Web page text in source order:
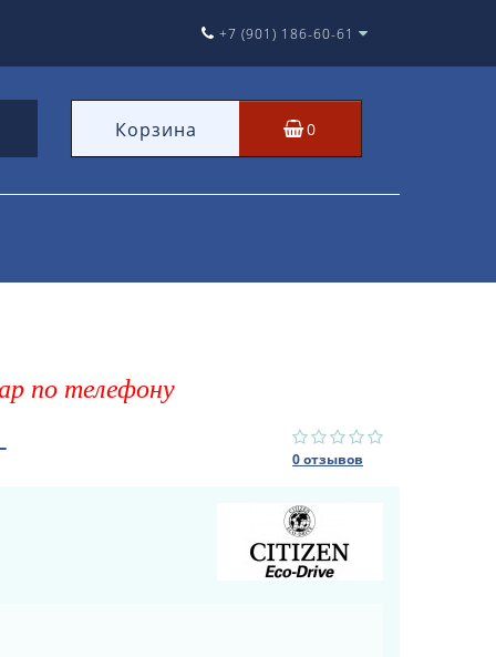
+7 (901) 186-60-61
Корзина 0
по телефону
0 отзывов